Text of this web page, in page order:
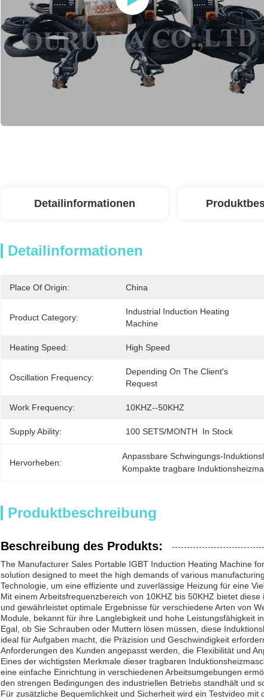
Detailinformationen
Detailinformationen
Place Of Origin: China
Product Category:
Industrial Induction Heating
Machine
Heating Speed: High Speed
Oscillation Frequency:
Depending On The Client's
Request
Work Frequency: 10KHZ--50KHZ
Supply Ability: 100 SETS/MONTH  In Stock
Hervorheben:
Anpassbare Schwingungs-
Kompakte tragbare
Produktbeschreibung
Beschreibung des Produkts:
The Manufacturer Sales Portable IGBT Induction Heating Machine
solution designed to meet the high demands of various
Technologie, um eine effiziente und zuverlässige Heizung für eine
Mit einem Arbeitsfrequenzbereich von 10KHZ bis 50KHZ bietet
und gewährleistet optimale Ergebnisse für verschiedene Arten von
Module, bekannt für ihre Langlebigkeit und hohe Leistungsfähigkeit
Egal, ob Sie Schrauben oder Muttern lösen müssen, diese
ideal für Aufgaben macht, die Präzision und Geschwindigkeit
Anforderungen des Kunden angepasst werden, die Flexibilität und
Eines der wichtigsten Merkmale dieser tragbaren
eine einfache Einrichtung in verschiedenen Arbeitsumgebungen
den strengen Bedingungen des industriellen Betriebs standhält und
Für zusätzliche Bequemlichkeit und Sicherheit wird ein Testvideo